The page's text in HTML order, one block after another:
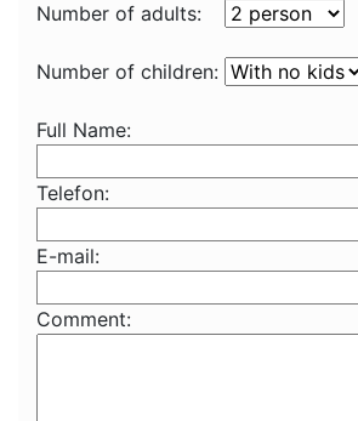
Number of adults:
Number of children:
Full Name:
Telefon:
E-mail:
Comment: